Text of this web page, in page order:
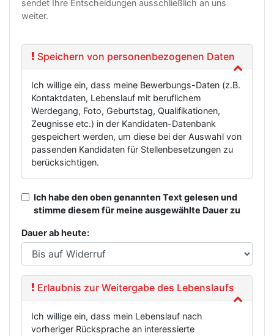
sendet Ihre Entscheidungen ausschließlich an uns
weiter.
Speichern von personenbezogenen Daten
Ich willige ein, dass meine Bewerbungs-Daten (z.B.
Kontaktdaten, Lebenslauf mit beruflichem
Werdegang, Foto, Geburtstag, Qualifikationen,
Zeugnisse etc.) in der Kandidaten-Datenbank
gespeichert werden, um diese bei der Auswahl von
passenden Kandidaten für Stellenbesetzungen zu
berücksichtigen.
Ich habe den oben genannten Text gelesen und
stimme diesem für meine ausgewählte Dauer zu
Dauer ab heute:
Erlaubnis zur Weitergabe des Lebenslaufs
Ich willige ein, dass mein Lebenslauf nach
vorheriger Rücksprache an interessierte